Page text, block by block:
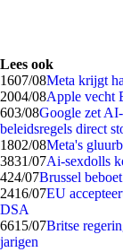
Lees ook
1607/08Meta krijgt
2004/08Apple vecht
603/08Google zet
beleidsregels direct
1802/08Meta's
3831/07Ai-sexdolls
424/07Brussel
2416/07EU
DSA
6615/07Britse
jarigen